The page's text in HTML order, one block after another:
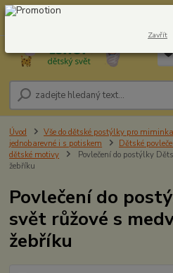
604278943
Úvod Vše do dětské postýlky pro miminka
jednobarevné i s potiskem
Dětské
dětské motivy
Povlečení do postýlky
žebříku
Povlečení do
svět růžové s
žebříku
Zavřít